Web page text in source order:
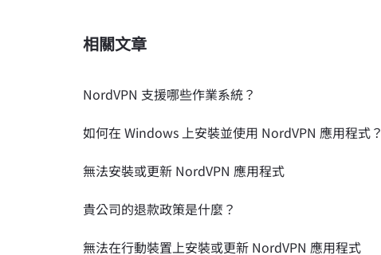
相關文章
NordVPN 支援哪些作業系統？
如何在 Windows 上安裝並使用 NordVPN 應用程式？
無法安裝或更新 NordVPN 應用程式
貴公司的退款政策是什麼？
無法在行動裝置上安裝或更新 NordVPN 應用程式